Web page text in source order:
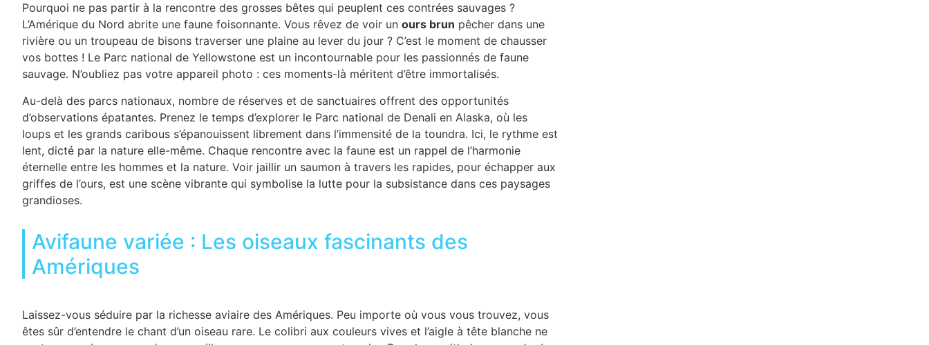
Pourquoi ne pas partir à la rencontre des grosses bêtes qui peuplent ces contrées sauvages ?
L’Amérique du Nord abrite une faune foisonnante. Vous rêvez de voir un ours brun pêcher dans une
rivière ou un troupeau de bisons traverser une plaine au lever du jour ? C’est le moment de chausser
vos bottes ! Le Parc national de Yellowstone est un incontournable pour les passionnés de faune
sauvage. N’oubliez pas votre appareil photo : ces moments-là méritent d’être immortalisés.
Au-delà des parcs nationaux, nombre de réserves et de sanctuaires offrent des opportunités
d’observations épatantes. Prenez le temps d’explorer le Parc national de Denali en Alaska, où les
loups et les grands caribous s’épanouissent librement dans l’immensité de la toundra. Ici, le rythme est
lent, dicté par la nature elle-même. Chaque rencontre avec la faune est un rappel de l’harmonie
éternelle entre les hommes et la nature. Voir jaillir un saumon à travers les rapides, pour échapper aux
griffes de l’ours, est une scène vibrante qui symbolise la lutte pour la subsistance dans ces paysages
grandioses.
Avifaune variée : Les oiseaux fascinants des
Amériques
Laissez-vous séduire par la richesse aviaire des Amériques. Peu importe où vous vous trouvez, vous
êtes sûr d’entendre le chant d’un oiseau rare. Le colibri aux couleurs vives et l’aigle à tête blanche ne